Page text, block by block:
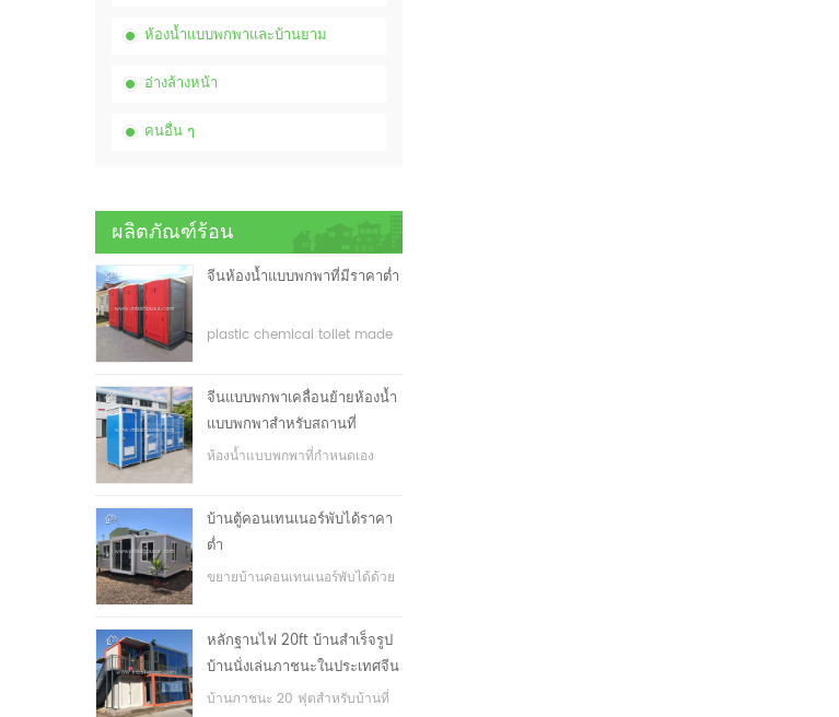
ห้องน้ำแบบพกพาและบ้านยาม
อ่างล้างหน้า
คนอื่น ๆ
ผลิตภัณฑ์ร้อน
จีนห้องน้ำแบบพกพาที่มีราคาต่ำ
plastic chemical toilet made
จีนแบบพกพาเคลื่อนย้ายห้องน้ำ
แบบพกพาสำหรับสถานที่
ก่อสร้าง
ห้องน้ำแบบพกพาที่กำหนดเอง
บ้านตู้คอนเทนเนอร์พับได้ราคา
ต่ำ
ขยายบ้านคอนเทนเนอร์พับได้ด้วย
หลักฐานไฟ 20ft บ้านสำเร็จรูป
บ้านนั่งเล่นภาชนะในประเทศจีน
บ้านภาชนะ 20 ฟุตสำหรับบ้านที่